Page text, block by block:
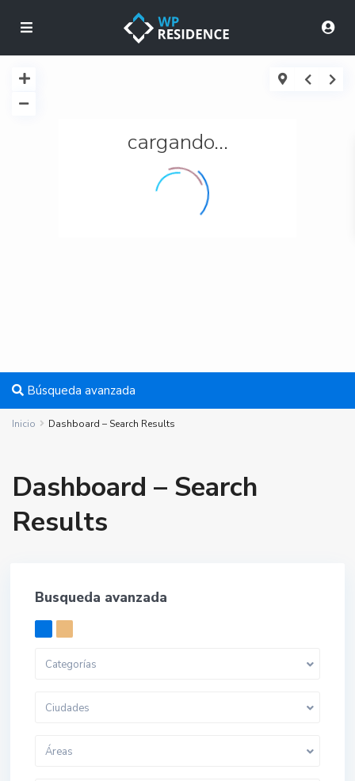
cargando...
Búsqueda avanzada
Inicio Dashboard – Search Results
Dashboard – Search
Results
Busqueda avanzada
Categorías
Ciudades
Áreas